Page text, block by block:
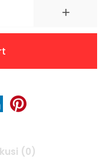
+
(0)